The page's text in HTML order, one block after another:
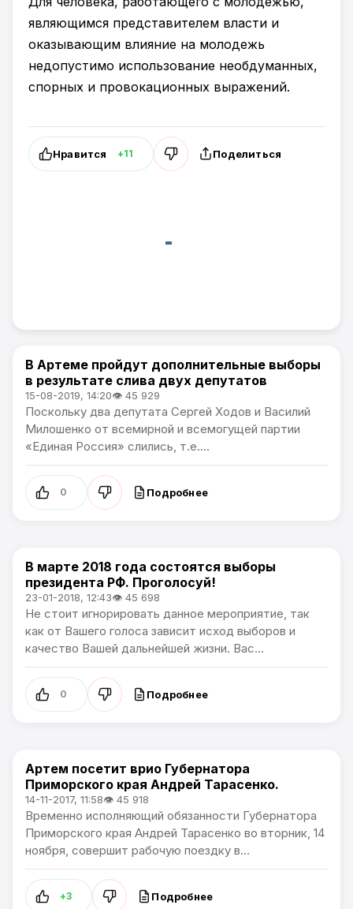
являющимся представителем власти и
оказывающим влияние на молодежь
недопустимо использование необдуманных,
спорных и провокационных выражений.
Нравится +11 Поделиться
Политика / Артемпортал
В Артеме пройдут дополнительные выборы
в результате слива двух депутатов
15-08-2019, 14:20👁 45 929
Поскольку два депутата Сергей Ходов и Василий
Милошенко от всемирной и всемогущей партии
«Единая Россия» слились, т.е....
0 Подробнее
Политика
В марте 2018 года состоятся выборы
президента РФ. Проголосуй!
23-01-2018, 12:43👁 45 698
Не стоит игнорировать данное мероприятие, так
как от Вашего голоса зависит исход выборов и
качество Вашей дальнейшей жизни. Вас...
0 Подробнее
Политика
Артем посетит врио Губернатора
Приморского края Андрей Тарасенко.
14-11-2017, 11:58👁 45 918
Временно исполняющий обязанности Губернатора
Приморского края Андрей Тарасенко во вторник, 14
ноября, совершит рабочую поездку в...
+3 Подробнее